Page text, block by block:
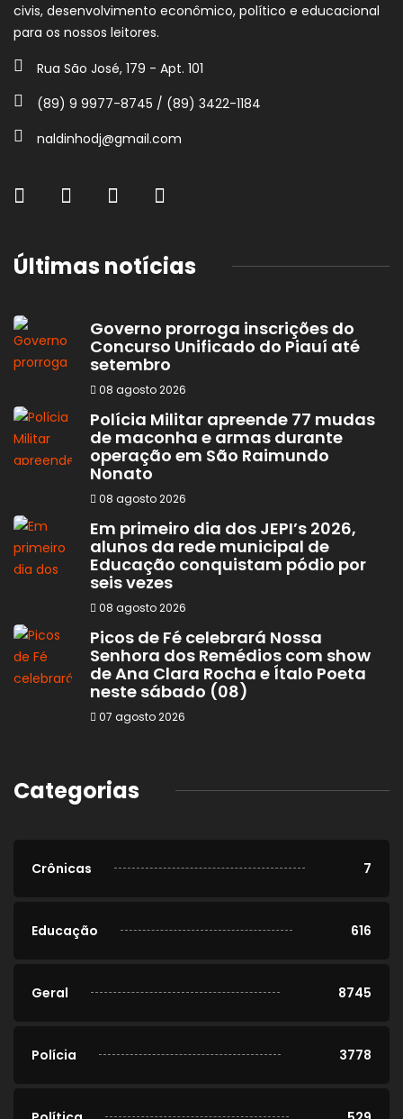
civis, desenvolvimento econômico, político e educacional
para os nossos leitores.
Rua São José, 179 - Apt. 101
(89) 9 9977-8745 / (89) 3422-1184
naldinhodj@gmail.com
Últimas notícias
Governo prorroga inscrições do
Concurso Unificado do Piauí até
setembro
08 agosto 2026
Polícia Militar apreende 77 mudas
de maconha e armas durante
operação em São Raimundo
Nonato
08 agosto 2026
Em primeiro dia dos JEPI’s 2026,
alunos da rede municipal de
Educação conquistam pódio por
seis vezes
08 agosto 2026
Picos de Fé celebrará Nossa
Senhora dos Remédios com show
de Ana Clara Rocha e Ítalo Poeta
neste sábado (08)
07 agosto 2026
Categorias
Crônicas 7
Educação 616
Geral 8745
Polícia 3778